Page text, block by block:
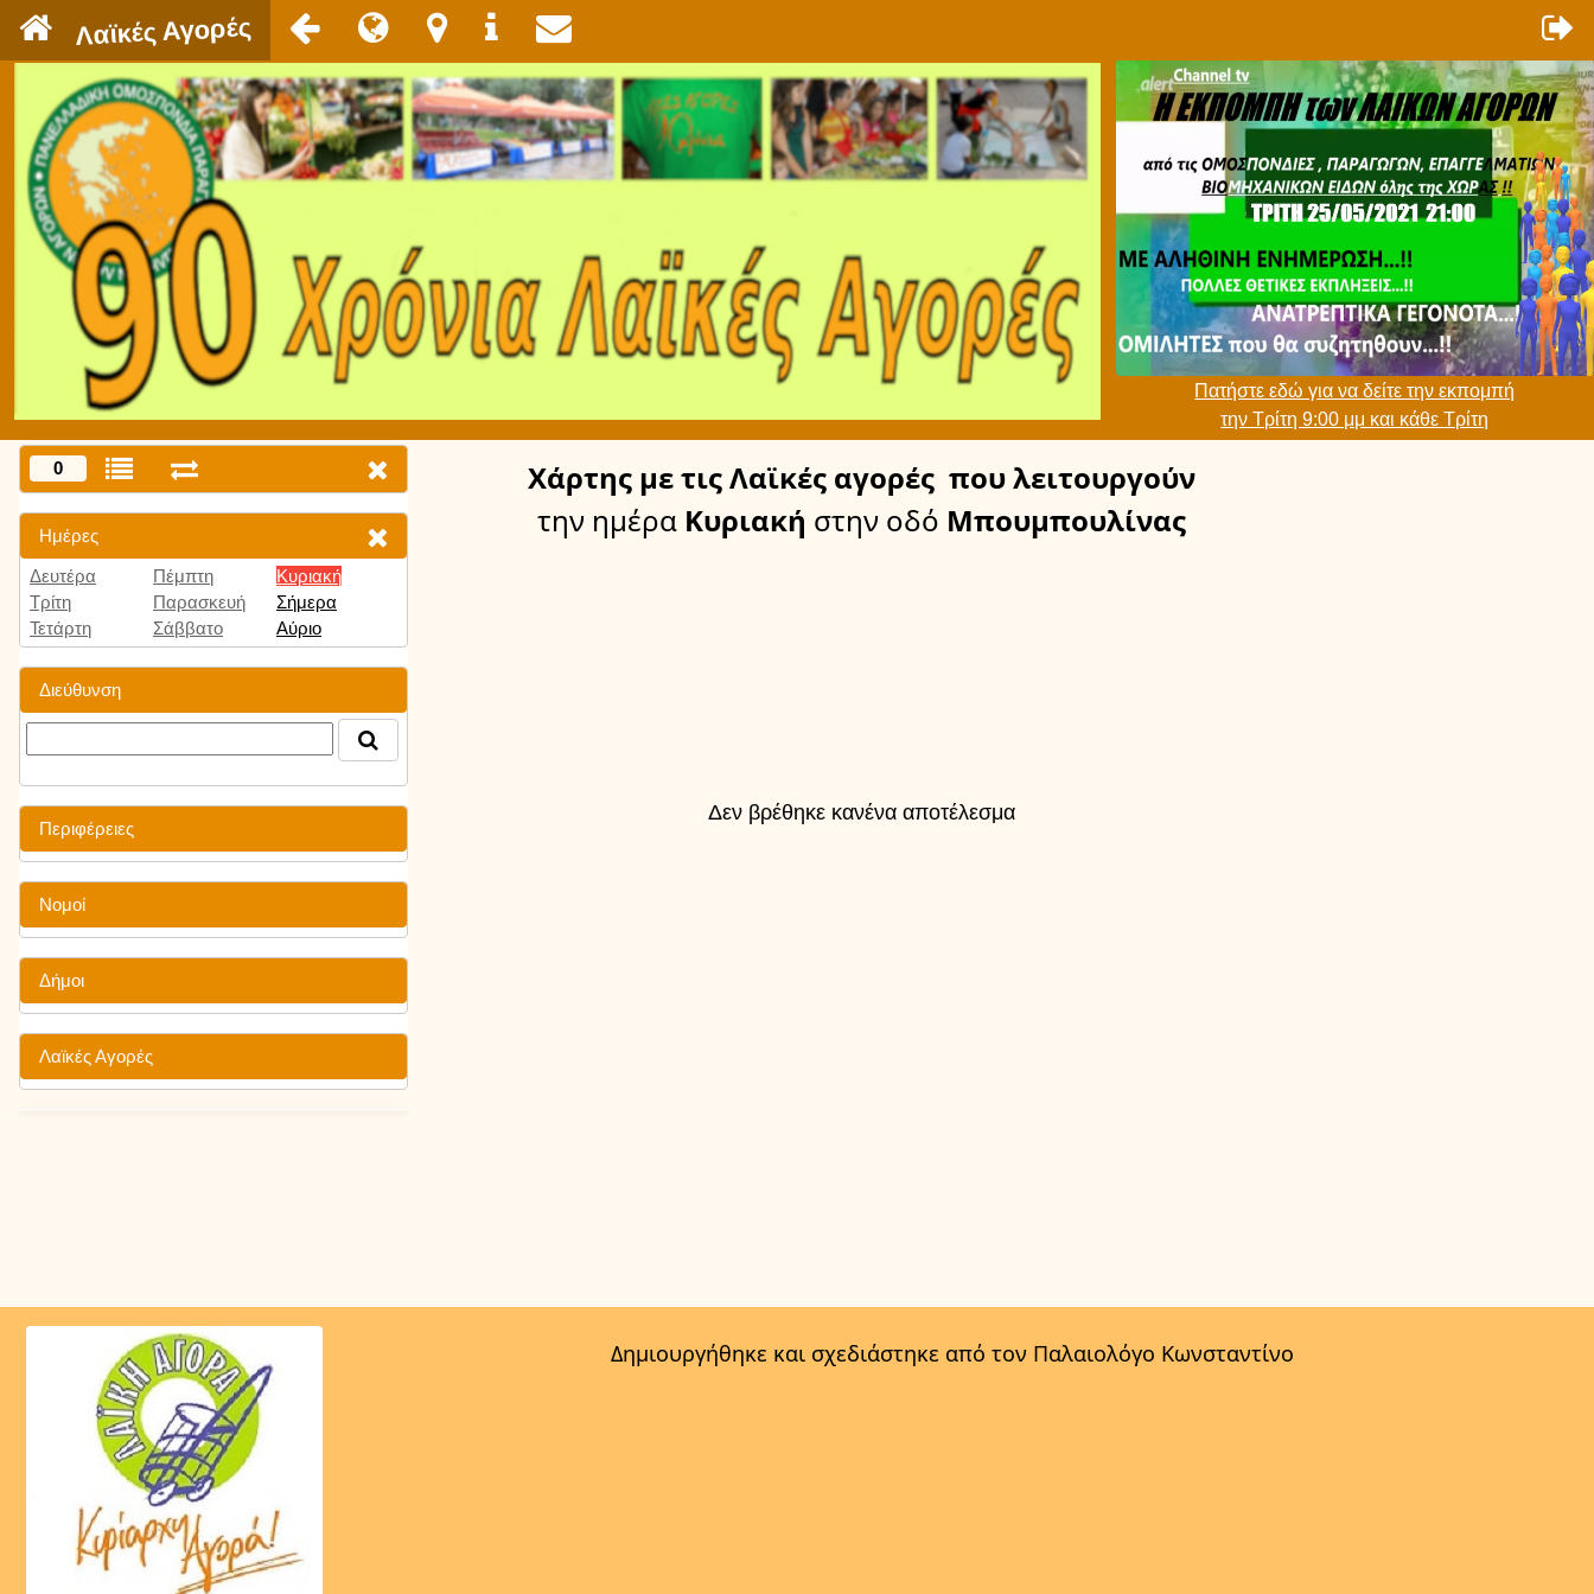
Λαϊκές Αγορές
Πατήστε εδώ για να δείτε την εκπομπή
την Τρίτη 9:00 μμ και κάθε Τρίτη
0
Ημέρες
Δευτέρα
Τρίτη
Τετάρτη
Πέμπτη
Παρασκευή
Σάββατο
Κυριακή
Σήμερα
Αύριο
Διεύθυνση
Περιφέρειες
Νομοί
Δήμοι
Λαϊκές Αγορές
Χάρτης με τις Λαϊκές αγορές που λειτουργούν
την ημέρα Κυριακή στην οδό Μπουμπουλίνας
Δεν βρέθηκε κανένα αποτέλεσμα
Δημιουργήθηκε και σχεδιάστηκε από τον Παλαιολόγο Κωνσταντίνο